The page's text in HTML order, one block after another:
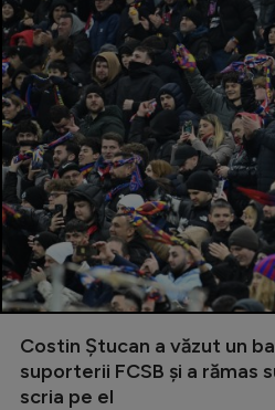
Starurile
EURO 2024
Stranieri
Clasamente
Tenis
Handbal
Natație
Costin Ștucan a văzut un
suporterii FCSB și a rămas
scria pe el